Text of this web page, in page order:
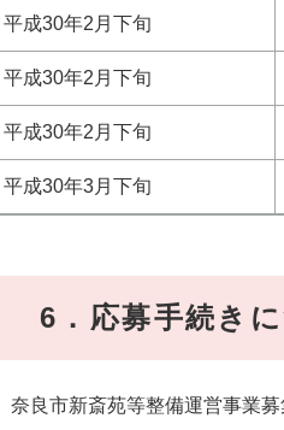
平成30年2月下旬
平成30年2月下旬
平成30年2月下旬
平成30年3月下旬
6．応募手続き
奈良市新斎苑等整備運営事業募